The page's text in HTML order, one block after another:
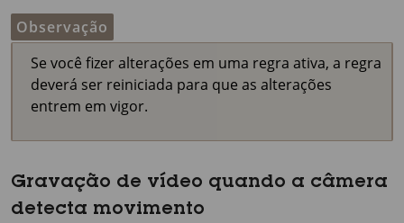
Observação
Se você fizer alterações em uma regra ativa, a regra
deverá ser reiniciada para que as alterações
entrem em vigor.
Gravação de vídeo quando a câmera
detecta movimento